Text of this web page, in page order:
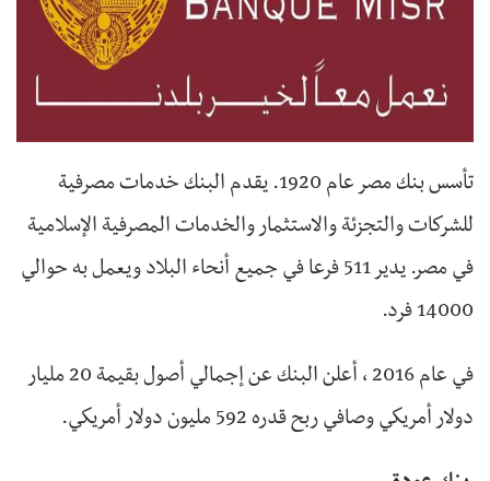
تأسس بنك مصر عام 1920. يقدم البنك خدمات مصرفية
للشركات والتجزئة والاستثمار والخدمات المصرفية الإسلامية
في مصر. يدير 511 فرعا في جميع أنحاء البلاد ويعمل به حوالي
14000 فرد.
في عام 2016 ، أعلن البنك عن إجمالي أصول بقيمة 20 مليار
دولار أمريكي وصافي ربح قدره 592 مليون دولار أمريكي.